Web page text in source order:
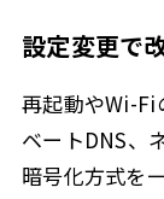
設定変更で
再起動やWi-Fi
ベートDNS、
暗号化方式を